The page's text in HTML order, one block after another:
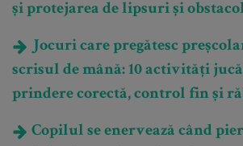
și protejarea de lipsuri și
Jocuri care pregătesc
scrisul de mână: 10 activități
prindere corectă, control fin și
Copilul se enervează când